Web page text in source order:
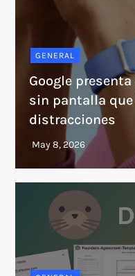
GENERAL
Google
sin pantalla
distracciones